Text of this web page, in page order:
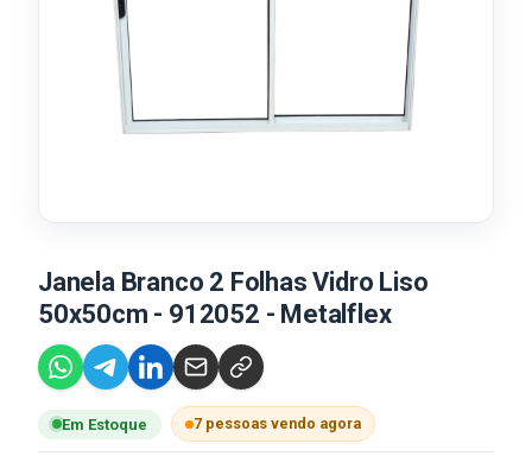
Janela Branco 2 Folhas Vidro Liso
50x50cm - 912052 - Metalflex
Em Estoque 7 pessoas vendo agora